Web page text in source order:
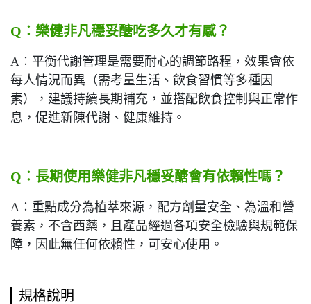
Q ︰ 樂健非凡穩妥醣吃多久才有感？
A︰平衡代謝管理是需要耐心的調節路程，效果會依
每人情況而異（需考量生活、飲食習慣等多種因
素），建議持續長期補充，並搭配飲食控制與正常作
息，促進新陳代謝、健康維持。
Q ︰ 長期使用樂健非凡穩妥醣會有依賴性嗎？
A︰重點成分為植萃來源，配方劑量安全、為溫和營
養素，不含西藥，且產品經過各項安全檢驗與規範保
障，因此無任何依賴性，可安心使用。
規格說明